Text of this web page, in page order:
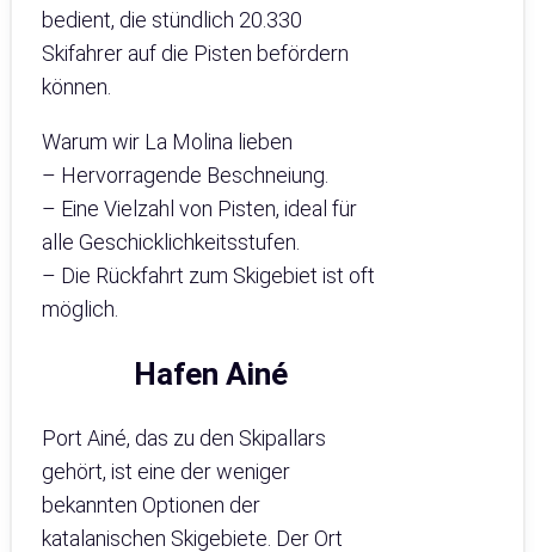
bedient, die stündlich 20.330
Skifahrer auf die Pisten befördern
können.
Warum wir La Molina lieben
– Hervorragende Beschneiung.
– Eine Vielzahl von Pisten, ideal für
alle Geschicklichkeitsstufen.
– Die Rückfahrt zum Skigebiet ist oft
möglich.
Hafen Ainé
Port Ainé, das zu den Skipallars
gehört, ist eine der weniger
bekannten Optionen der
katalanischen Skigebiete. Der Ort